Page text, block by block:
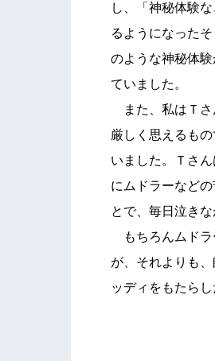
し、「神秘体験
るようになった
のような神秘体
ていました。
また、私はＴさ
厳しく思えるも
いました。Ｔさ
にムドラーなど
とで、毎日泣き
もちろんムドラ
が、それよりも
ッディをもたら